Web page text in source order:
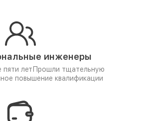
инженеры
пяти лет Прошли тщательную
повышение квалификации